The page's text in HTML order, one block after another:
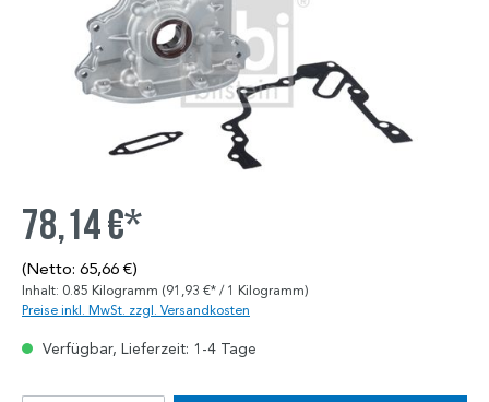
78,14 €*
(Netto: 65,66 €)
Inhalt: 0.85 Kilogramm (91,93 €* / 1 Kilogramm)
Preise inkl. MwSt. zzgl. Versandkosten
Verfügbar, Lieferzeit: 1-4 Tage